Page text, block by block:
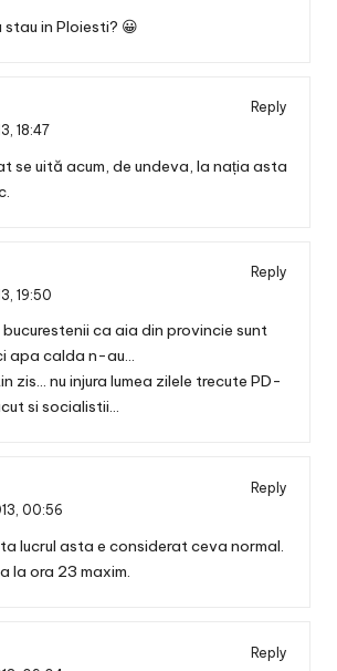
stau in Ploiesti? 😀
Reply
18:47
se uită acum, de undeva, la nația asta
Reply
19:50
ca aia din provincie sunt
apa calda n-au…
zis… nu injura lumea zilele trecute PD-
si socialistii…
Reply
00:56
lucrul asta e considerat ceva normal.
la ora 23 maxim.
Reply